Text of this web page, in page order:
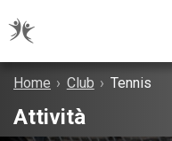
Home › Club › Tennis
Attività